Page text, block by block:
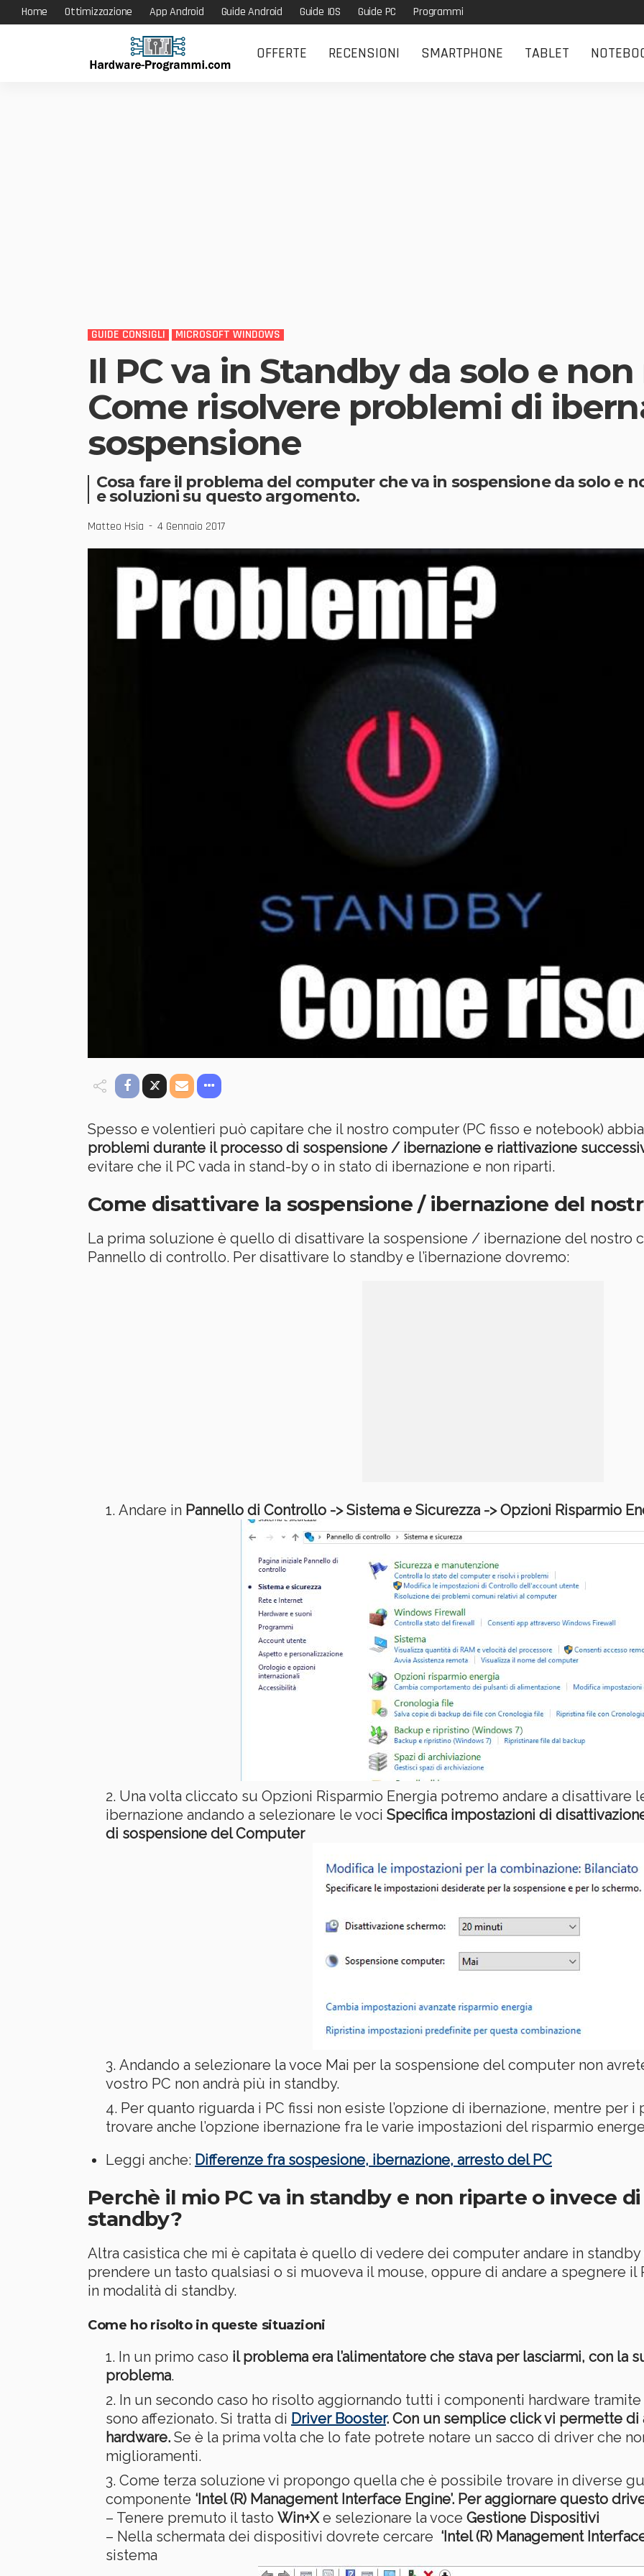
Home Ottimizzazione App Android Guide Android Guide IOS Guide PC Programmi
OFFERTE RECENSIONI SMARTPHONE TABLET
GUIDE CONSIGLI MICROSOFT WINDOWS
Il PC va in Standby da solo e
Come risolvere problemi di
sospensione
Cosa fare il problema del computer che va in sospensione da solo e
e soluzioni su questo argomento.
Matteo Hsia 4 Gennaio 2017
Spesso e volentieri può capitare che il nostro computer (PC fisso e notebook)
problemi durante il processo di sospensione / ibernazione e riattivazione
evitare che il PC vada in stand-by o in stato di ibernazione e non riparti.
Come disattivare la sospensione / ibernazione del
La prima soluzione è quello di disattivare la sospensione / ibernazione del nostro
Pannello di controllo. Per disattivare lo standby e l’ibernazione dovremo:
Andare in Pannello di Controllo -> Sistema e Sicurezza -> Opzioni Risparmio
Una volta cliccato su Opzioni Risparmio Energia potremo andare a disattivare
ibernazione andando a selezionare le voci Specifica impostazioni di
di sospensione del Computer
Andando a selezionare la voce Mai per la sospensione del computer non
vostro PC non andrà più in standby.
Per quanto riguarda i PC fissi non esiste l’opzione di ibernazione, mentre per
trovare anche l’opzione ibernazione fra le varie impostazioni del risparmio
Leggi anche: Differenze fra sospesione, ibernazione, arresto del PC
Perchè il mio PC va in standby e non riparte o invece
standby?
Altra casistica che mi è capitata è quello di vedere dei computer andare in standby
prendere un tasto qualsiasi o si muoveva il mouse, oppure di andare a spegnere il
in modalità di standby.
Come ho risolto in queste situazioni
In un primo caso il problema era l’alimentatore che stava per lasciarmi, con la
problema.
In un secondo caso ho risolto aggiornando tutti i componenti hardware
sono affezionato. Si tratta di Driver Booster. Con un semplice click vi permette
hardware. Se è la prima volta che lo fate potrete notare un sacco di driver che
miglioramenti.
Come terza soluzione vi propongo quella che è possibile trovare in diverse
componente ‘Intel (R) Management Interface Engine’. Per aggiornare questo
– Tenere premuto il tasto Win+Xe selezionare la voce Gestione Dispositivi
– Nella schermata dei dispositivi dovrete cercare ‘Intel (R) Management
sistema